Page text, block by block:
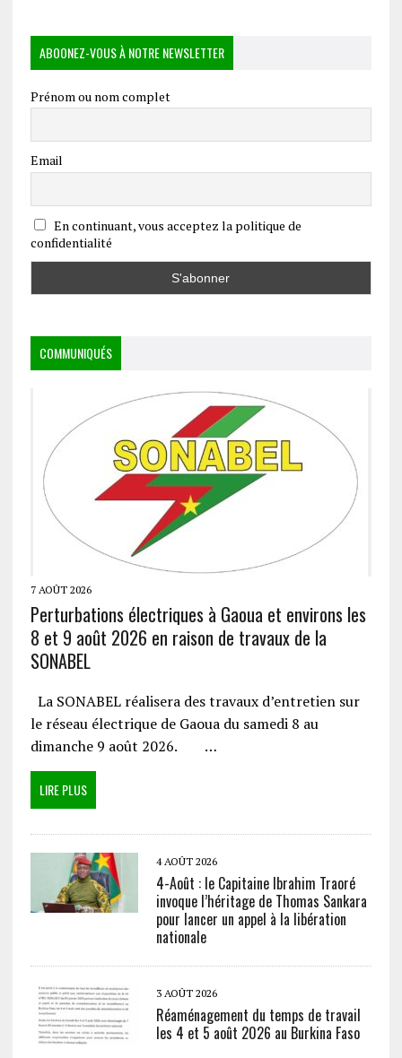
ABOONEZ-VOUS À NOTRE NEWSLETTER
Prénom ou nom complet
Email
En continuant, vous acceptez la politique de
confidentialité
COMMUNIQUÉS
7 AOÛT 2026
Perturbations électriques à Gaoua et environs les
8 et 9 août 2026 en raison de travaux de la
SONABEL
La SONABEL réalisera des travaux d’entretien sur
le réseau électrique de Gaoua du samedi 8 au
dimanche 9 août 2026. …
LIRE PLUS
4 AOÛT 2026
4-Août : le Capitaine Ibrahim Traoré
invoque l’héritage de Thomas Sankara
pour lancer un appel à la libération
nationale
3 AOÛT 2026
Réaménagement du temps de travail
les 4 et 5 août 2026 au Burkina Faso